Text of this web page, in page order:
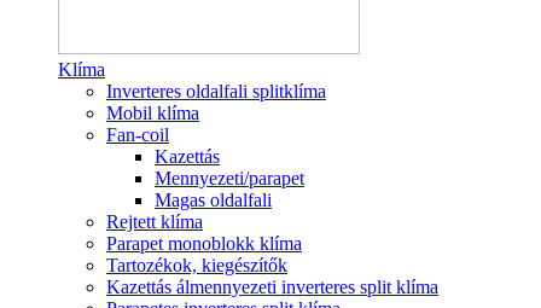
Klíma
Inverteres oldalfali splitklíma
Mobil klíma
Fan-coil
Kazettás
Mennyezeti/parapet
Magas oldalfali
Rejtett klíma
Parapet monoblokk klíma
Tartozékok, kiegészítők
Kazettás álmennyezeti inverteres split klíma